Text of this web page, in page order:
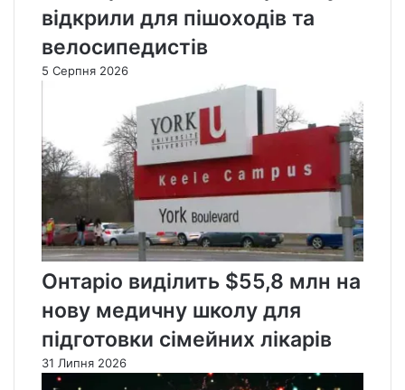
відкрили для пішоходів та
велосипедистів
5 Серпня 2026
Онтаріо виділить $55,8 млн на
нову медичну школу для
підготовки сімейних лікарів
31 Липня 2026